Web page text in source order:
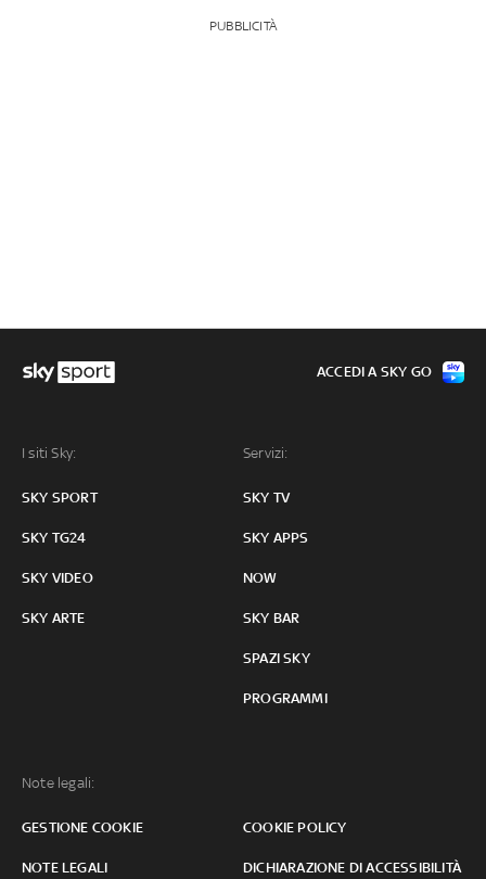
PUBBLICITÀ
I siti Sky:
SKY SPORT
SKY TG24
SKY VIDEO
SKY ARTE
Servizi:
SKY TV
SKY APPS
NOW
SKY BAR
SPAZI SKY
PROGRAMMI
Note legali:
GESTIONE COOKIE COOKIE POLICY
NOTE LEGALI DICHIARAZIONE DI ACCESSIBILITÀ
ACCEDI A SKY GO